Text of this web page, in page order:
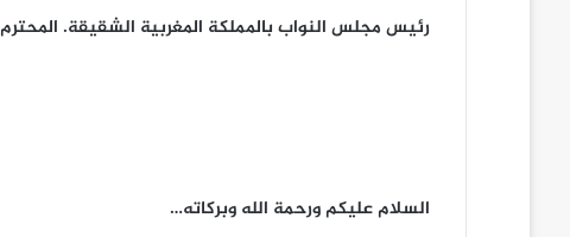
رئيس مجلس النواب بالمملكة المغربية الشقيقة. المحترم
السلام عليكم ورحمة الله وبركاته…